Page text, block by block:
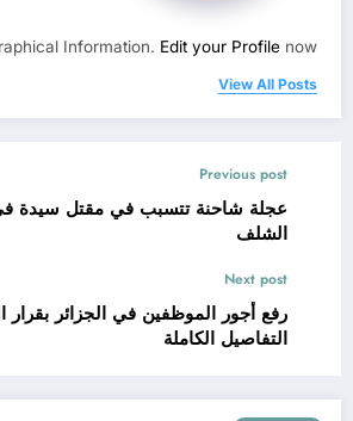
Information. Edit your Profile now.
View All Posts
Previous post
عجلة شاحنة تتسبب في مقتل سيدة في
الشلف
Next post
رفع أجور الموظفين في الجزائر بقرار
التفاصيل الكاملة